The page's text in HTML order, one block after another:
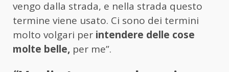
vengo dalla strada, e nella strada questo
termine viene usato. Ci sono dei termini
molto volgari per intendere delle cose
molte belle, per me”.